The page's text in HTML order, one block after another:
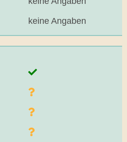
keine Angaben